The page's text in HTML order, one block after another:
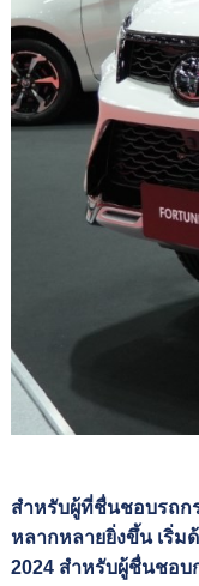
สำหรับผู้ที่ชื่นชอบรถก
หลากหลายยิ่งขึ้น เริ่ม
2024 สำหรับผู้ชื่นชอบ